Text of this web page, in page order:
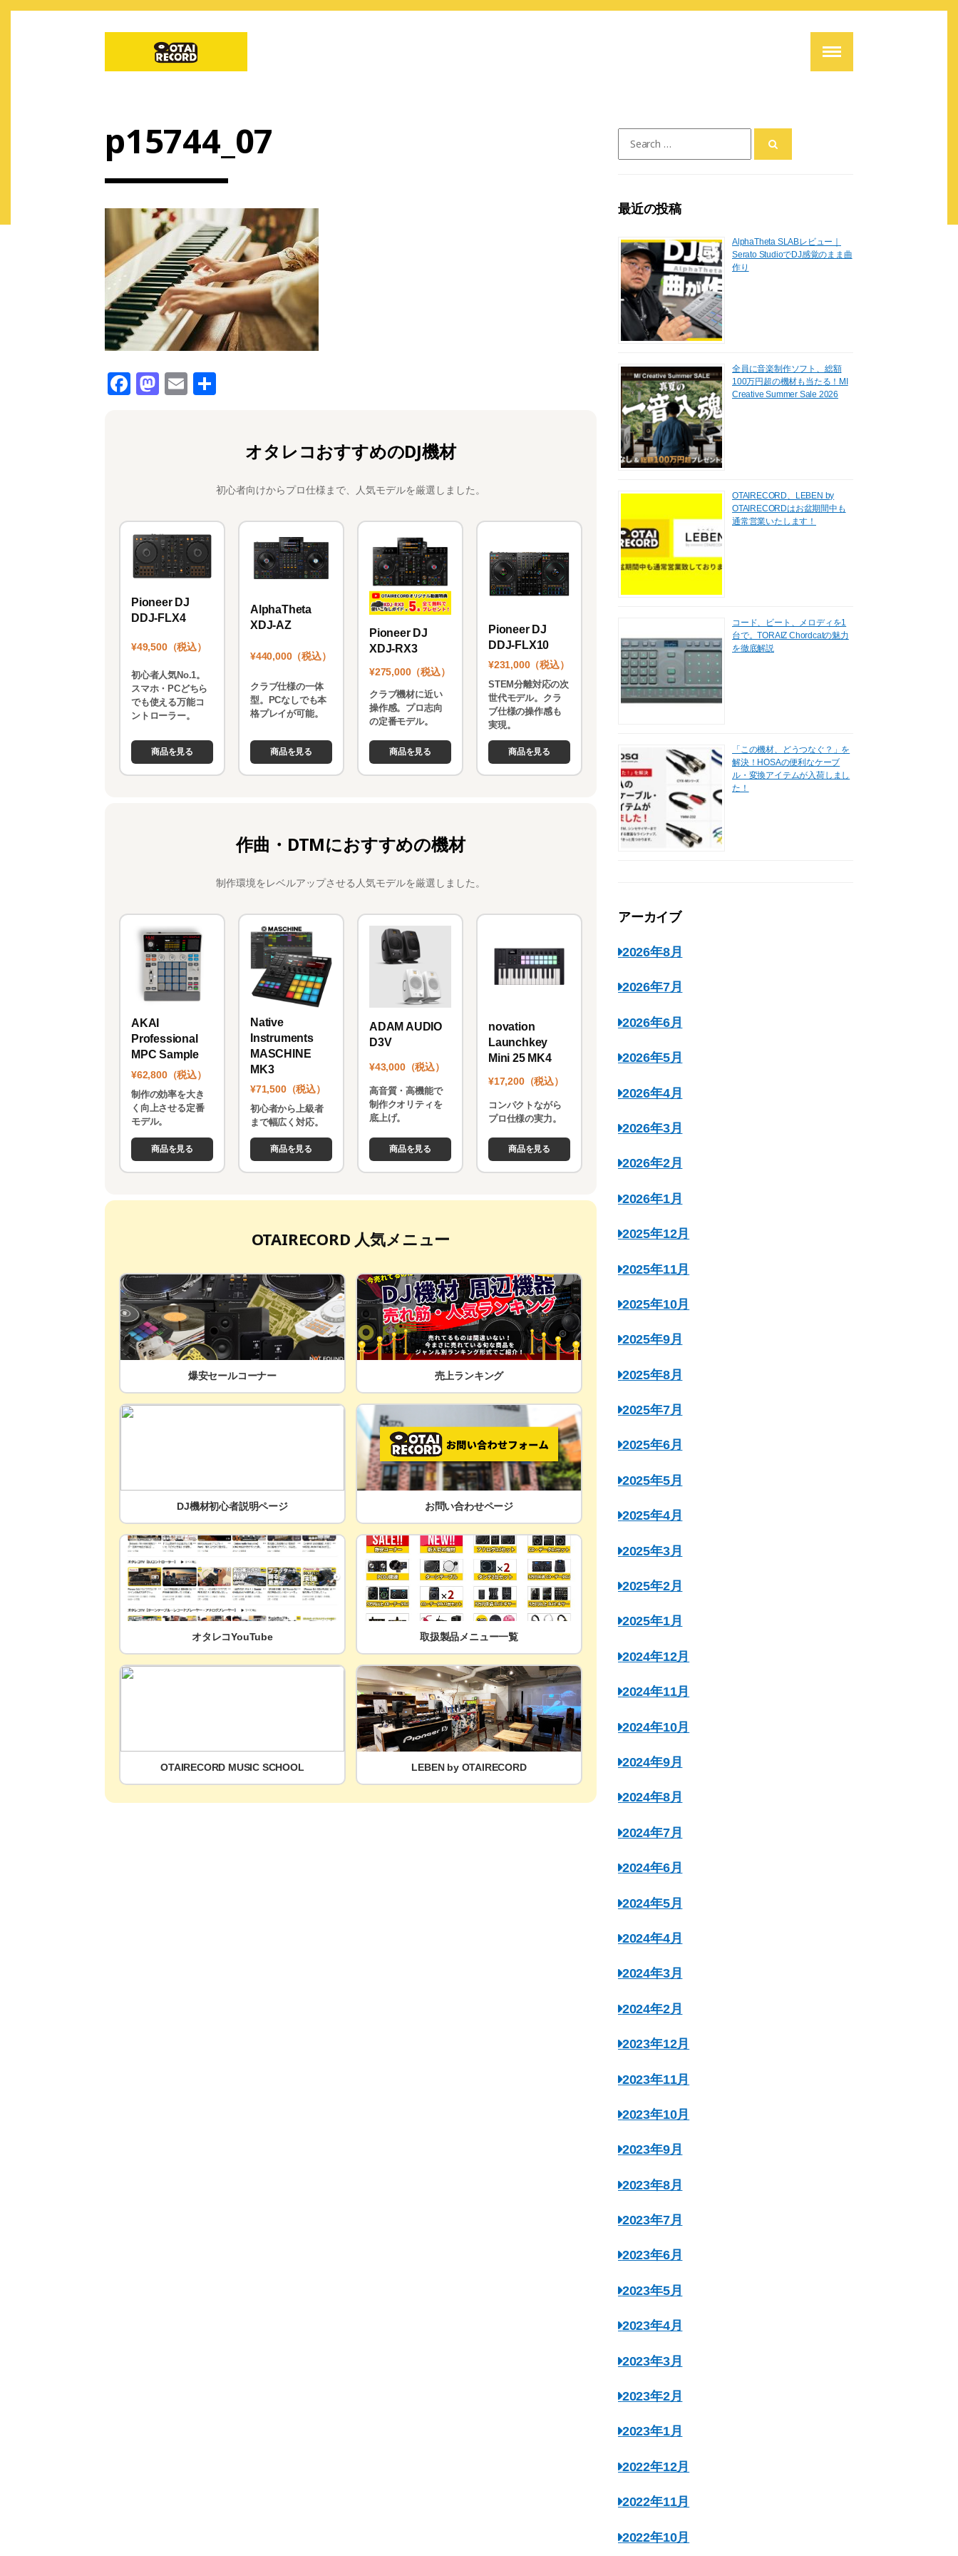
p15744_07
F
o
k
M
n
E
オタレコおすすめのDJ機材
初心者向けからプロ仕様まで、人気モデルを厳選しました。
Pioneer DJ
DDJ-FLX4
¥49,500（税込）
初心者人気No.1。
スマホ・PCどちら
でも使える万能コ
ントローラー。
商品を見る
AlphaTheta
XDJ-AZ
¥440,000（税込）
クラブ仕様の一体
型。PCなしでも本
格プレイが可能。
商品を見る
Pioneer DJ
XDJ-RX3
¥275,000（税込）
クラブ機材に近い
操作感。プロ志向
の定番モデル。
商品を見る
Pioneer DJ
DDJ-FLX10
¥231,000（税込）
STEM分離対応の次
世代モデル。クラ
ブ仕様の操作感も
実現。
商品を見る
作曲・DTMにおすすめの機材
制作環境をレベルアップさせる人気モデルを厳選しました。
AKAI
Professional
MPC Sample
¥62,800（税込）
制作の効率を大き
く向上させる定番
モデル。
商品を見る
Native
Instruments
MASCHINE
MK3
¥71,500（税込）
初心者から上級者
まで幅広く対応。
商品を見る
ADAM AUDIO
D3V
¥43,000（税込）
高音質・高機能で
制作クオリティを
底上げ。
商品を見る
novation
Launchkey
Mini 25 MK4
¥17,200（税込）
コンパクトながら
プロ仕様の実力。
商品を見る
OTAIRECORD 人気メニュー
爆安セールコーナー 売上ランキング
DJ機材初心者説明ページ お問い合わせページ
オタレコYouTube 取扱製品メニュー一覧
OTAIRECORD MUSIC SCHOOL LEBEN by OTAIRECORD
for:
最近の投稿
AlphaTheta SLABレビュー｜
Serato StudioでDJ感覚のまま曲
作り
全員に音楽制作ソフト、総額
100万円超の機材も当たる！MI
Creative Summer Sale 2026
OTAIRECORD、LEBEN by
OTAIRECORDはお盆期間中も
通常営業いたします！
コード、ビート、メロディを1
台で。TORAIZ Chordcatの魅力
を徹底解説
「この機材、どうつなぐ？」を
解決！HOSAの便利なケーブ
ル・変換アイテムが入荷しまし
た！
アーカイブ
2026年8月
2026年7月
2026年6月
2026年5月
2026年4月
2026年3月
2026年2月
2026年1月
2025年12月
2025年11月
2025年10月
2025年9月
2025年8月
2025年7月
2025年6月
2025年5月
2025年4月
2025年3月
2025年2月
2025年1月
2024年12月
2024年11月
2024年10月
2024年9月
2024年8月
2024年7月
2024年6月
2024年5月
2024年4月
2024年3月
2024年2月
2023年12月
2023年11月
2023年10月
2023年9月
2023年8月
2023年7月
2023年6月
2023年5月
2023年4月
2023年3月
2023年2月
2023年1月
2022年12月
2022年11月
2022年10月